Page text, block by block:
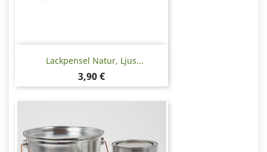
Lackpensel Natur, Ljus...
Pris
3,90 €